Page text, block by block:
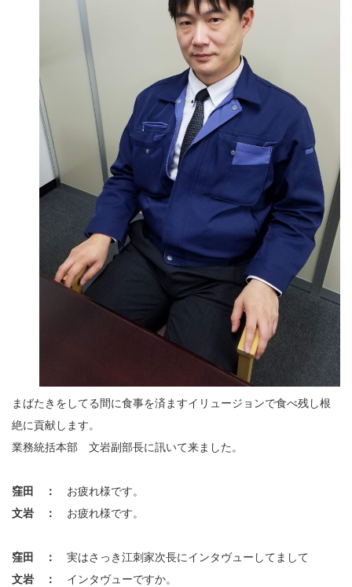
まばたきをしてる間に食事を済ますイリュージョンで食べ残し根
絶に貢献します。
業務統括本部 文岩副部長に訊いて来ました。
窪田 ： お疲れ様です。
文岩 ： お疲れ様です。
窪田 ： 実はさっき江刺家次長にインタヴューしてまして
文岩 ： インタヴューですか。